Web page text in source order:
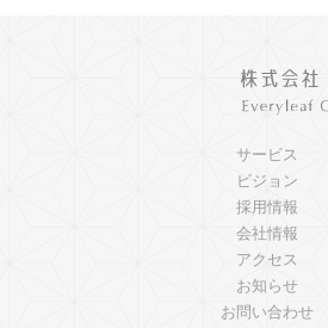
サービス
ビジョン
採用情報
会社情報
アクセス
お知らせ
お問い合わせ